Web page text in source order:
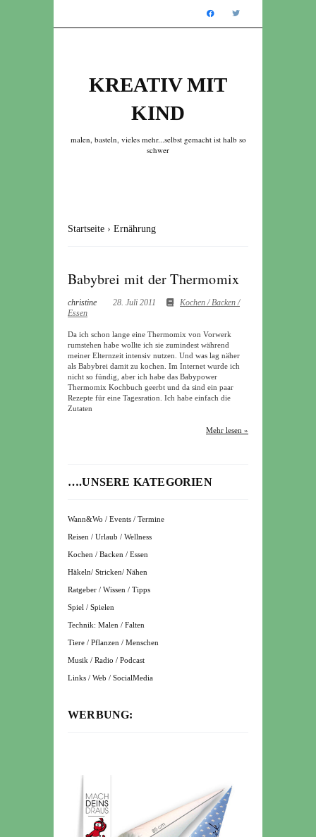
KREATIV MIT
KIND
malen, basteln, vieles mehr...selbst gemacht ist halb so
schwer
Startseite › Ernährung
Babybrei mit der Thermomix
christine 28. Juli 2011
Kochen / Backen /
Essen
Da ich schon lange eine Thermomix von Vorwerk
rumstehen habe wollte ich sie zumindest während
meiner Elternzeit intensiv nutzen. Und was lag näher
als Babybrei damit zu kochen. Im Internet wurde ich
nicht so fündig, aber ich habe das Babypower
Thermomix Kochbuch geerbt und da sind ein paar
Rezepte für eine Tagesration. Ich habe einfach die
Zutaten
Mehr lesen »
….UNSERE KATEGORIEN
Wann&Wo / Events / Termine
Reisen / Urlaub / Wellness
Kochen / Backen / Essen
Häkeln/ Stricken/ Nähen
Ratgeber / Wissen / Tipps
Spiel / Spielen
Technik: Malen / Falten
Tiere / Pflanzen / Menschen
Musik / Radio / Podcast
Links / Web / SocialMedia
WERBUNG: